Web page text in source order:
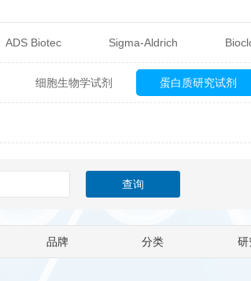
ADS Biotec Sigma-Aldrich
辰辉创聚生物® (Nebulabio)
Eagle Biosciences
细胞生物学试剂 蛋白质研究试剂
品牌 分类 研